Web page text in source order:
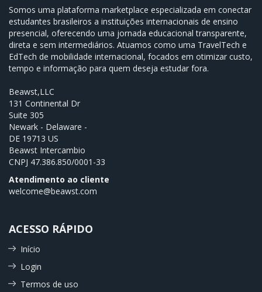
Somos uma plataforma marketplace especializada em conectar
estudantes brasileiros a instituições internacionais de ensino
presencial, oferecendo uma jornada educacional transparente,
direta e sem intermediários. Atuamos como uma TravelTech e
EdTech de mobilidade internacional, focados em otimizar custo,
tempo e informação para quem deseja estudar fora.
Beawst,LLC
131 Continental Dr
Suite 305
Newark - Delaware -
DE 19713 US
Beawst Intercambio
CNPJ 47.386.850/0001-33
Atendimento ao cliente
welcome@beawst.com
ACESSO RÁPIDO
Início
Login
Termos de uso